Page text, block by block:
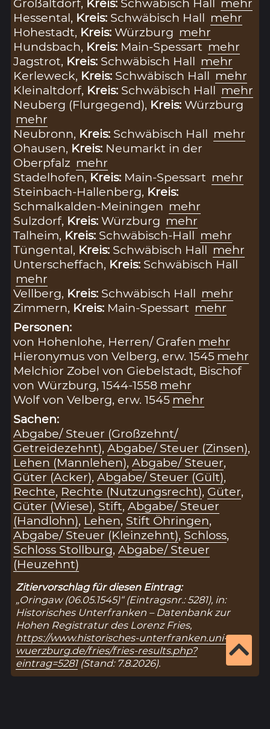
Großaltdorf, Kreis: Schwäbisch Hall mehr
Hessental, Kreis: Schwäbisch Hall mehr
Hohestadt, Kreis:Würzburg mehr
Hundsbach, Kreis: Main-Spessart mehr
Jagstrot, Kreis: Schwäbisch Hall mehr
Kerleweck, Kreis: Schwäbisch Hall mehr
Kleinaltdorf, Kreis: Schwäbisch Hall mehr
Neuberg (Flurgegend), Kreis:Würzburg
mehr
Neubronn, Kreis: Schwäbisch Hall mehr
Ohausen, Kreis: Neumarkt in der
Oberpfalz mehr
Stadelhofen, Kreis: Main-Spessart mehr
Steinbach-Hallenberg, Kreis:
Schmalkalden-Meiningen mehr
Sulzdorf, Kreis:Würzburg mehr
Talheim, Kreis: Schwäbisch-Hall mehr
Tüngental, Kreis: Schwäbisch Hall mehr
Unterscheffach, Kreis: Schwäbisch Hall
mehr
Vellberg, Kreis: Schwäbisch Hall mehr
Zimmern, Kreis: Main-Spessart mehr
Personen:
von Hohenlohe, Herren/ Grafen mehr
Hieronymus von Velberg, erw. 1545 mehr
Melchior Zobel von Giebelstadt, Bischof
von Würzburg, 1544-1558 mehr
Wolf von Velberg, erw. 1545 mehr
Sachen:
Abgabe/ Steuer (Großzehnt/
Getreidezehnt),Abgabe/ Steuer (Zinsen),
Lehen (Mannlehen),Abgabe/ Steuer,
Güter (Acker),Abgabe/ Steuer (Gült),
Rechte, Rechte (Nutzungsrecht), Güter,
Güter (Wiese), Stift,Abgabe/ Steuer
(Handlohn), Lehen, Stift Öhringen,
Abgabe/ Steuer (Kleinzehnt), Schloss,
Schloss Stollburg,Abgabe/ Steuer
(Heuzehnt)
Zitiervorschlag für diesen Eintrag:
„Oringaw (06.05.1545)“ (Eintragsnr.: 5281), in:
Historisches Unterfranken – Datenbank zur
Hohen Registratur des Lorenz Fries,
https://www.historisches-unterfranken.uni-
wuerzburg.de/fries/fries-results.php?
eintrag=5281(Stand: 7.8.2026).